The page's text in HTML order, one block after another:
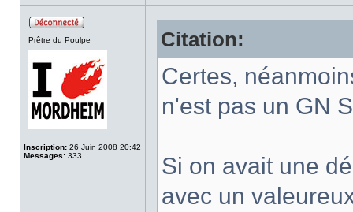
Prêtre du Poulpe
Inscription: 26 Juin 2008 20:42
Messages: 333
Citation:
Certes,
n'est pas un GN
Si on avait une
avec un